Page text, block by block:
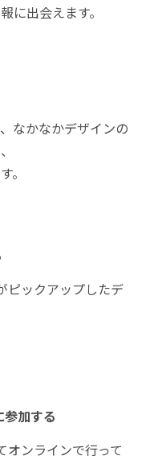
に出会えます。
なかなかデザインの
。
ピックアップしたデ
加する
オンラインで行って